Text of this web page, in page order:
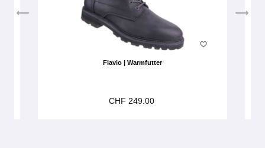
Flavio | Warmfutter
CHF 249.00